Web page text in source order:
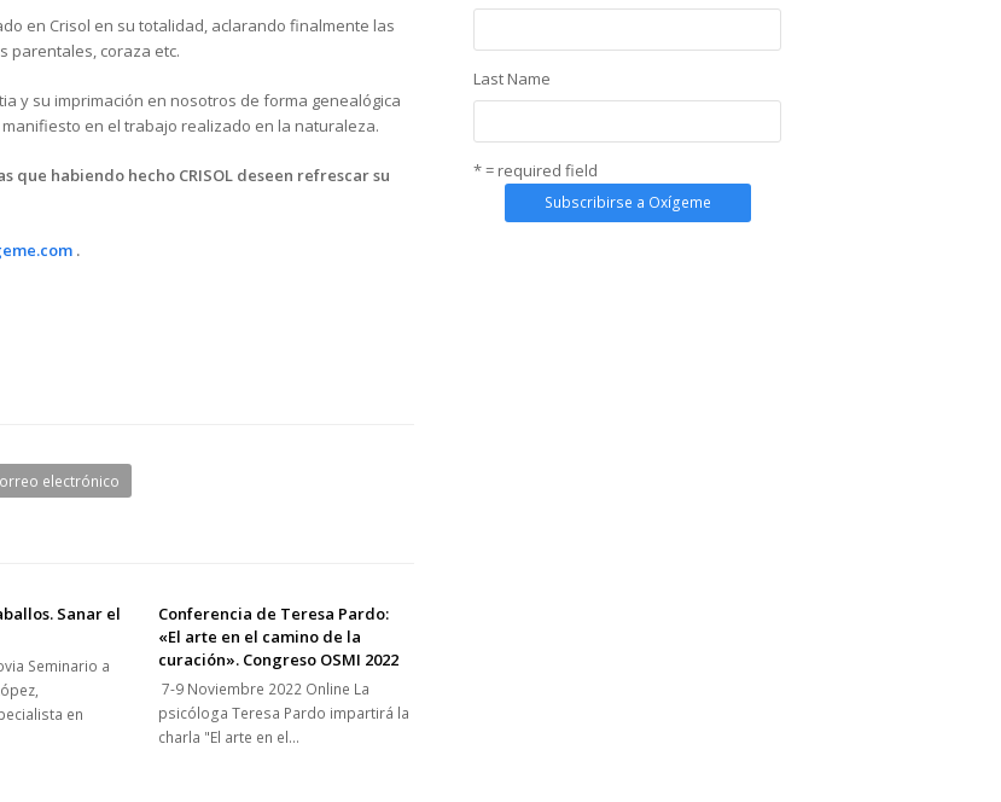
en Crisol en su totalidad, aclarando finalmente las
parentales, coraza etc.
y su imprimación en nosotros de forma genealógica
en el trabajo realizado en la naturaleza.
habiendo hecho CRISOL deseen refrescar su
.
electrónico
Sanar el
Seminario a
en
Conferencia de Teresa Pardo:
«El arte en el camino de la
curación». Congreso OSMI 2022
7-9 Noviembre 2022 Online La
psicóloga Teresa Pardo impartirá la
charla "El arte en el…
Last Name
* = required field